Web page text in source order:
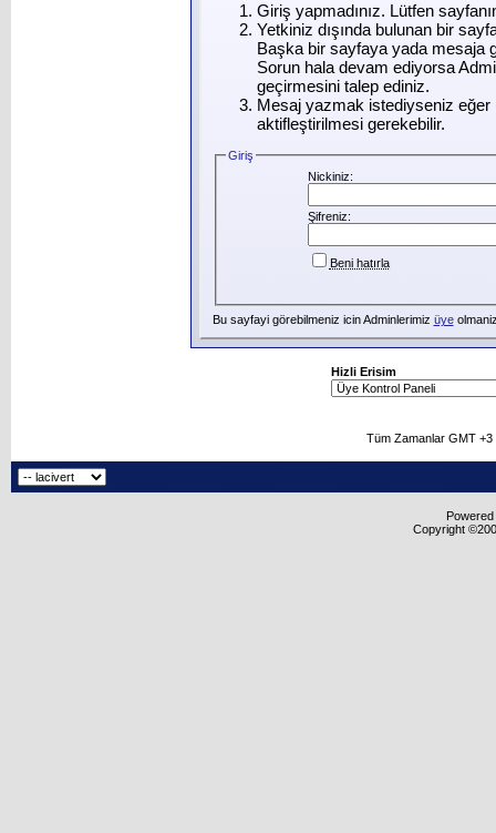
Giriş yapmadınız. Lütfen
Yetkiniz dışında bulunan bir
Başka bir sayfaya yada mesaja
Sorun hala devam ediyorsa
geçirmesini talep ediniz.
Mesaj yazmak istediyseniz eğer
aktifleştirilmesi gerekebilir.
Giriş
Nickiniz:
Şifreniz:
Beni hatırla
Bu sayfayi görebilmeniz icin Adminlerimiz üye
Hizli Erisim
Tüm Zamanlar GMT
Copyright